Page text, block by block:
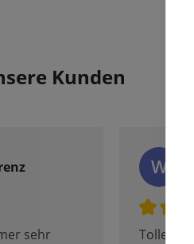
Kunden
sehr
W
Tolles